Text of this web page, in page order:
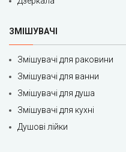
ЗМІШУВАЧІ
Змішувачі для раковини
Змішувачі для ванни
Змішувачі для душа
Змішувачі для кухні
Душові лійки